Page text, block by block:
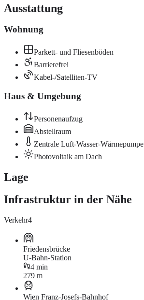
Ausstattung
Wohnung
Parkett- und Fliesenböden
Barrierefrei
Kabel-/Satelliten-TV
Haus & Umgebung
Personenaufzug
Abstellraum
Zentrale Luft-Wasser-Wärmepumpe
Photovoltaik am Dach
Lage
Infrastruktur in der Nähe
Verkehr4
Friedensbrücke
U-Bahn-Station
4 min
279 m
Wien Franz-Josefs-Bahnhof